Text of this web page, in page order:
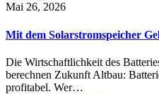
Mai 26, 2026
Mit dem Solarstromspeicher
Die Wirtschaftlichkeit des
berechnen Zukunft Altbau:
profitabel. Wer…